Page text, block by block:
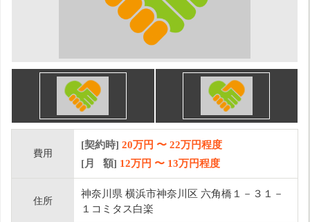
費用
[契約時] 20万円 〜 22万円程度
[月 額] 12万円 〜 13万円程度
住所
神奈川県 横浜市神奈川区 六角橋１－３１－
１コミタス白楽